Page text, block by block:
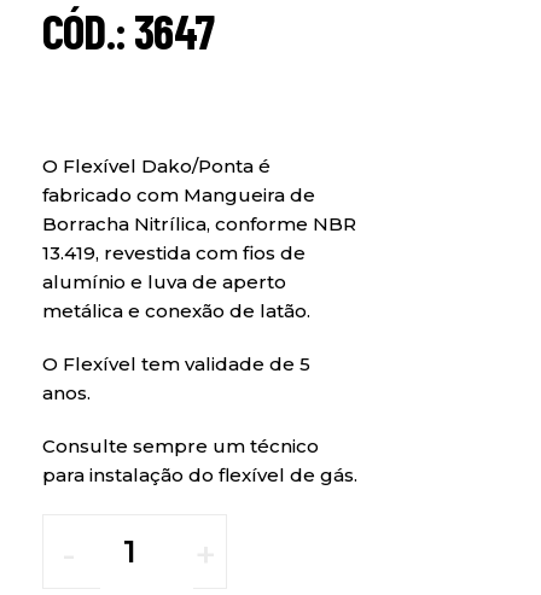
CÓD.: 3647
O Flexível Dako/Ponta é
fabricado com Mangueira de
Borracha Nitrílica, conforme NBR
13.419, revestida com fios de
alumínio e luva de aperto
metálica e conexão de latão.
O Flexível tem validade de 5
anos.
Consulte sempre um técnico
para instalação do flexível de gás.